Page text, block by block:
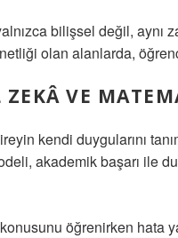
bilişsel değil, aynı
olan alanlarda,
ZEKÂ VE
kendi duygularını
akademik başarı ile
öğrenirken hata